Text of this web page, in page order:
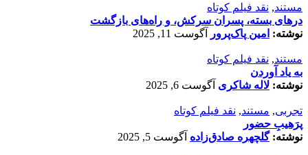
مستند, نقد فیلم کوتاه
درهای بسته، پسران سرکش، و راه‌های بازگشت
نوشته: امین پاک‌پرور آگوست 11, 2025
مستند, نقد فیلم کوتاه
به یاد آوردن
نوشته: لاله شاکری آگوست 6, 2025
تجربی, مستند, نقد فیلم کوتاه
پرَهیب‌ِ حضور
نوشته:گلچهره صادق‌زاده آگوست 5, 2025